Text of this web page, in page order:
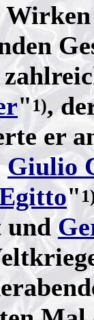
"1),
er
Giulio
"
und